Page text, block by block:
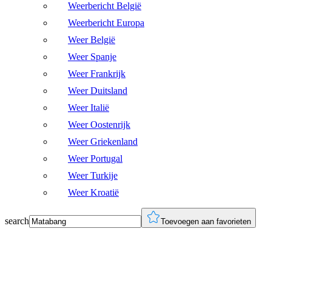
Weerbericht België
Weerbericht Europa
Weer België
Weer Spanje
Weer Frankrijk
Weer Duitsland
Weer Italië
Weer Oostenrijk
Weer Griekenland
Weer Portugal
Weer Turkije
Weer Kroatië
search Toevoegen aan favorieten